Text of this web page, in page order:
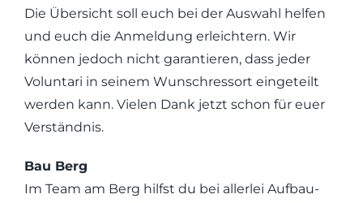
Die Übersicht soll euch bei der Auswahl helfen
und euch die Anmeldung erleichtern. Wir
können jedoch nicht garantieren, dass jeder
Voluntari in seinem Wunschressort eingeteilt
werden kann. Vielen Dank jetzt schon für euer
Verständnis.
Bau Berg
Im Team am Berg hilfst du bei allerlei Aufbau-